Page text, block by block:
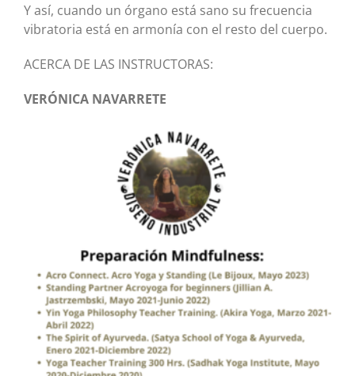
Y así, cuando un órgano está sano su frecuencia
vibratoria está en armonía con el resto del cuerpo.
ACERCA DE LAS INSTRUCTORAS:
VERÓNICA NAVARRETE